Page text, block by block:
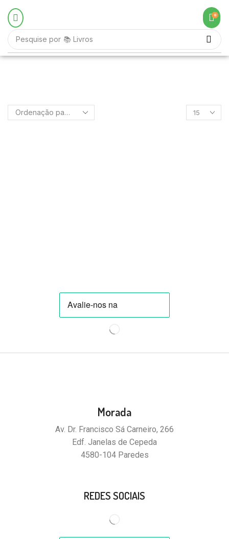
Pesquise por 📚 Livros
0
Morada
Av. Dr. Francisco Sá Carneiro, 266
Edf. Janelas de Cepeda
4580-104 Paredes
REDES SOCIAIS